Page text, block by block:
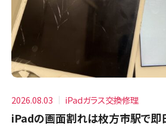
2026.08.03 iPadガラス交換修理
iPadの画面割れは枚方市駅で即